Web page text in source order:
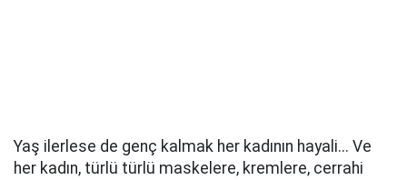
Yaş ilerlese de genç kalmak her kadının hayali... Ve
her kadın, türlü türlü maskelere, kremlere, cerrahi